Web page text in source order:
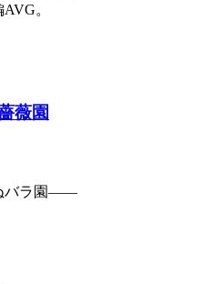
。
薇園
バラ園――